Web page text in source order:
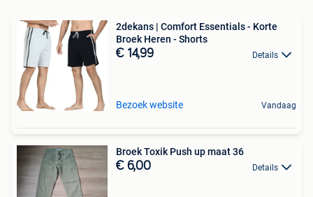
2dekans | Comfort Essentials - Korte
Broek Heren - Shorts
€ 14,99 Details
Bezoek website Vandaag
Broek Toxik Push up maat 36
€ 6,00 Details